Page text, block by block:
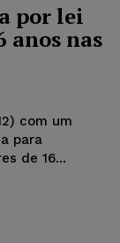
por lei
anos nas
com um
para
de 16...